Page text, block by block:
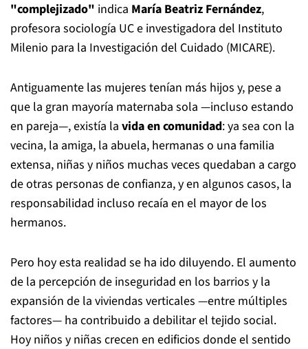
"complejizado" indica María Beatriz Fernández,
profesora sociología UC e investigadora del Instituto
Milenio para la Investigación del Cuidado (MICARE).
Antiguamente las mujeres tenían más hijos y, pese a
que la gran mayoría maternaba sola —incluso estando
en pareja—, existía la vida en comunidad: ya sea con la
vecina, la amiga, la abuela, hermanas o una familia
extensa, niñas y niños muchas veces quedaban a cargo
de otras personas de confianza, y en algunos casos, la
responsabilidad incluso recaía en el mayor de los
hermanos.
Pero hoy esta realidad se ha ido diluyendo. El aumento
de la percepción de inseguridad en los barrios y la
expansión de la viviendas verticales —entre múltiples
factores— ha contribuido a debilitar el tejido social.
Hoy niños y niñas crecen en edificios donde el sentido